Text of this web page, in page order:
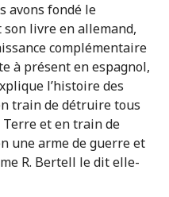
avons fondé le
livre en allemand,
complémentaire
à présent en espagnol,
l’histoire des
train de détruire tous
Terre et en train de
une arme de guerre et
R. Bertell le dit elle-